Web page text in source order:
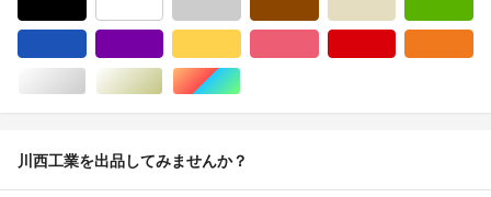
シルバー/銀色系ゴールド/金色系マルチカラー
川西工業を出品してみませんか？